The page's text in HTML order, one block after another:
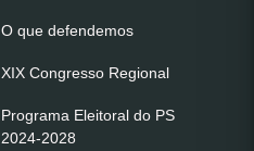
O que defendemos
XIX Congresso Regional
Programa Eleitoral do PS
2024-2028